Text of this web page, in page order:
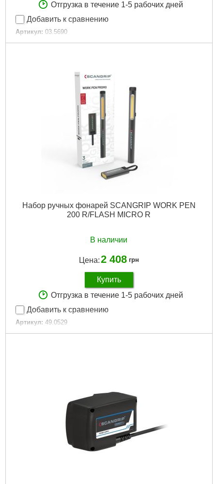
Отгрузка в течение 1-5 рабочих дней
Добавить к сравнению
Артикул: 03.5690
Код товара: 27.49.66
Набор ручных фонарей SCANGRIP WORK PEN
200 R/FLASH MICRO R
В наличии
Цена:2 408 грн
Купить
Отгрузка в течение 1-5 рабочих дней
Добавить к сравнению
Артикул: 49.0529
Код товара: 30.87.18